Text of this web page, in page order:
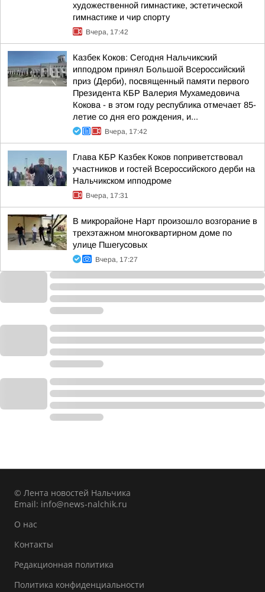
художественной гимнастике, эстетической
гимнастике и чир спорту
Вчера, 17:42
Казбек Коков: Сегодня Нальчикский
ипподром принял Большой Всероссийский
приз (Дерби), посвященный памяти первого
Президента КБР Валерия Мухамедовича
Кокова - в этом году республика отмечает 85-
летие со дня его рождения, и...
Вчера, 17:42
Глава КБР Казбек Коков поприветствовал
участников и гостей Всероссийского дерби на
Нальчикском ипподроме
Вчера, 17:31
В микрорайоне Нарт произошло возгорание в
трехэтажном многоквартирном доме по
улице Пшегусовых
Вчера, 17:27
© Лента новостей Нальчика
Email: info@news-nalchik.ru
О нас
Контакты
Редакционная политика
Политика конфиденциальности